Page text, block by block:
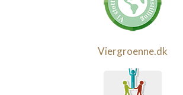
Viergroenne.dk